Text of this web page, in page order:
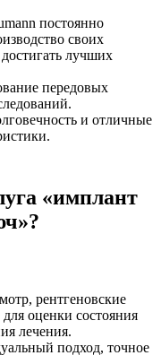
постоянно
своих
лучших
передовых
и отличные
«имплант
рентгеновские
оценки состояния
лечения.
подход, точное